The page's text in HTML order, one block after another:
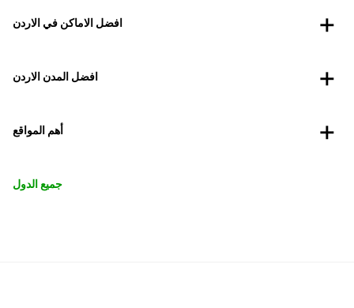
افضل الاماكن في الاردن
افضل المدن الاردن
أهم المواقع
جميع الدول